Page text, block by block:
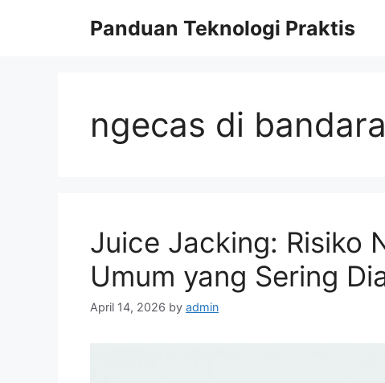
Panduan Teknologi Praktis
ngecas di bandara
Juice Jacking: Risiko
Umum yang Sering
April 14, 2026 by admin